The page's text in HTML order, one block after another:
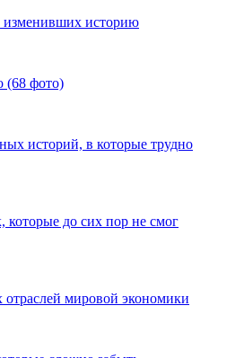
историю
(68 фото)
историй, в которые трудно
которые до сих пор не смог
мировой экономики